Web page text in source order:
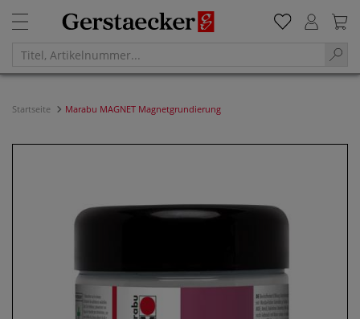
Startseite Marabu MAGNET Magnetgrundierung